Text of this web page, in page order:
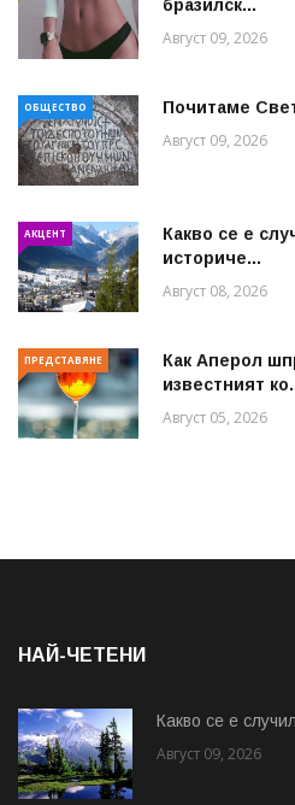
бразилск...
Август 09, 2026
ОБЩЕСТВО Почитаме
Август 09, 2026
АКЦЕНТ
Какво се е
историче...
Август 08, 2026
ПРЕДСТАВЯНЕ
Как Аперол
известният
Август 05, 2026
НАЙ-ЧЕТЕНИ
Какво се е
Август 09, 2026